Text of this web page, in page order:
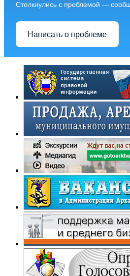
Столкнулись с проблемой —
Написать о проблеме